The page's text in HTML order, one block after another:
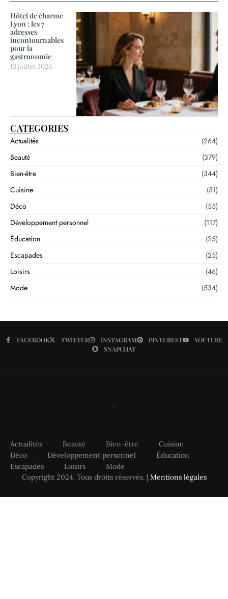
Hôtel de charme
Lyon : les 7
adresses
incontournables
pour la
gastronomie
13 juillet 2026
CATEGORIES
Actualités
(264)
Beauté
(379)
Bien-être
(344)
Cuisine
(51)
Déco
(55)
Développement personnel
(117)
Éducation
(25)
Escapades
(25)
Loisirs
(46)
Mode
(534)
FACEBOOK TWITTER INSTAGRAM PINTEREST
YOUTUBE
SNAPCHAT
Actualités Beauté Bien-être
Cuisine
Déco
Développement personnel
Éducation
Escapades
Loisirs
Mode
Copyright 2024. Tous droits réservés. | Mentions légales